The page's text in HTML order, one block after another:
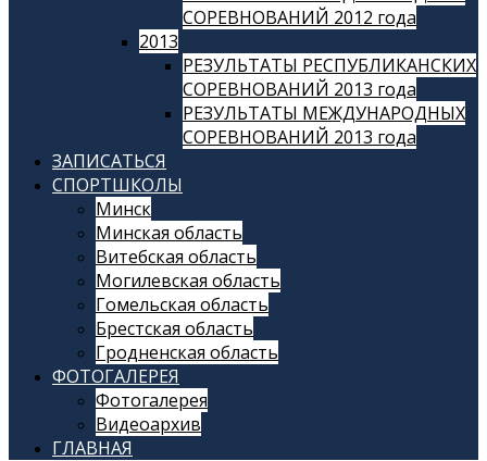
СОРЕВНОВАНИЙ 2012 года
2013
РЕЗУЛЬТАТЫ РЕСПУБЛИКАНСКИХ
СОРЕВНОВАНИЙ 2013 года
РЕЗУЛЬТАТЫ МЕЖДУНАРОДНЫХ
СОРЕВНОВАНИЙ 2013 года
ЗАПИСАТЬСЯ
СПОРТШКОЛЫ
Минск
Минская область
Витебская область
Могилевская область
Гомельская область
Брестская область
Гродненская область
ФОТОГАЛЕРЕЯ
Фотогалерея
Видеоархив
ГЛАВНАЯ